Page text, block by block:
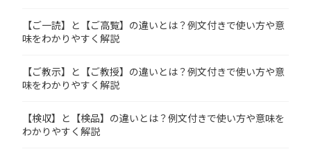
【ご一読】と【ご高覧】の違いとは？例文付きで使い方や意
味をわかりやすく解説
【ご教示】と【ご教授】の違いとは？例文付きで使い方や意
味をわかりやすく解説
【検収】と【検品】の違いとは？例文付きで使い方や意味を
わかりやすく解説